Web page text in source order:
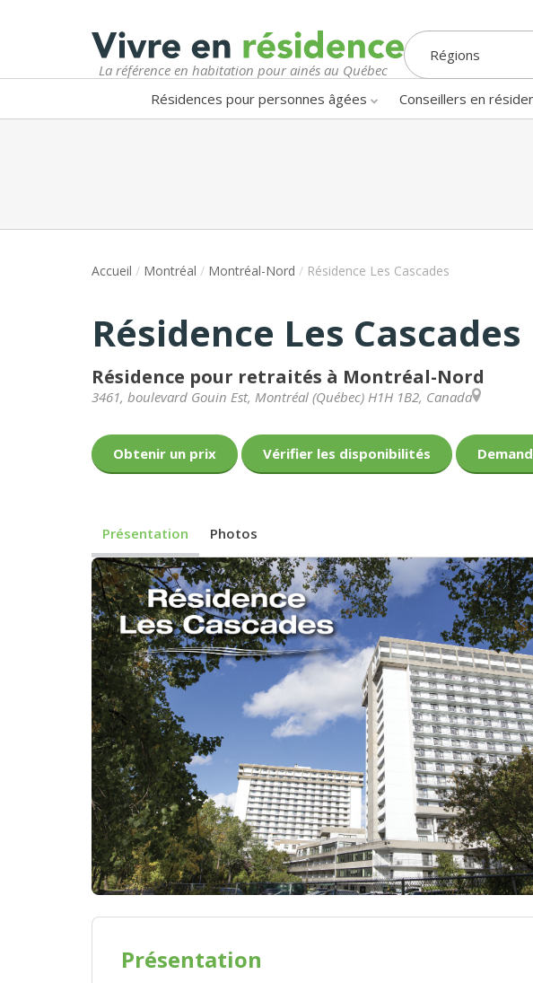
La référence en habitation pour ainés au Québec
Régions
Résidences pour personnes âgées Conseillers en
Accueil / Montréal / Montréal-Nord / Résidence Les Cascades
Résidence Les Cascades
Résidence pour retraités à Montréal-Nord
3461, boulevard Gouin Est, Montréal (Québec) H1H 1B2, Canada
Obtenir un prix Vérifier les disponibilités
Présentation Photos
Présentation